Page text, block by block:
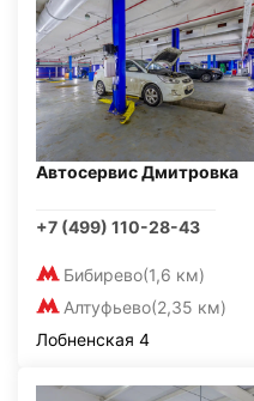
Автосервис Дмитровка
+7 (499) 110-28-43
Бибирево(1,6 км)
Алтуфьево(2,35 км)
Лобненская 4